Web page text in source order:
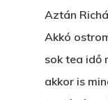
Aztán
Akkó
sok tea idő
akkor is